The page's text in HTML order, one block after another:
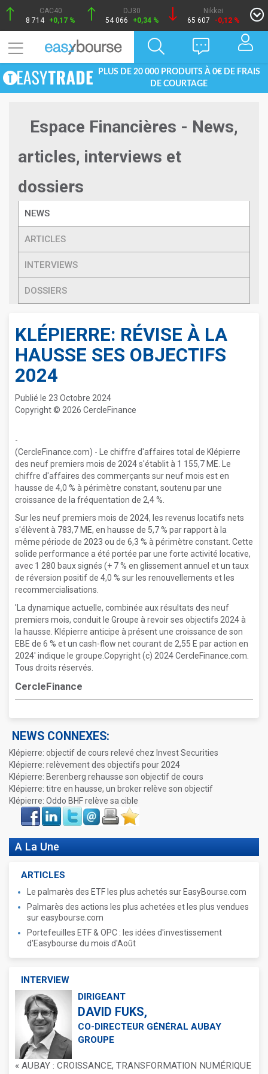
CAC40
8 714 +0,17 %
DJ30
54 066
+0,34 %
Nikkei
65 607
-0,12 %
PLUS DE 20 000 PRODUITS À 0€ DE FRAIS
DE COURTAGE
Espace Financières - News,
articles, interviews et
dossiers
NEWS
ARTICLES
INTERVIEWS
DOSSIERS
KLÉPIERRE: RÉVISE À LA
HAUSSE SES OBJECTIFS
2024
Publié le 23 Octobre 2024
Copyright © 2026 CercleFinance
-
(CercleFinance.com) - Le chiffre d'affaires total de Klépierre
des neuf premiers mois de 2024 s'établit à 1 155,7 ME. Le
chiffre d'affaires des commerçants sur neuf mois est en
hausse de 4,0 % à périmètre constant, soutenu par une
croissance de la fréquentation de 2,4 %.
Sur les neuf premiers mois de 2024, les revenus locatifs nets
s'élèvent à 783,7 ME, en hausse de 5,7 % par rapport à la
même période de 2023 ou de 6,3 % à périmètre constant. Cette
solide performance a été portée par une forte activité locative,
avec 1 280 baux signés (+ 7 % en glissement annuel et un taux
de réversion positif de 4,0 % sur les renouvellements et les
recommercialisations.
'La dynamique actuelle, combinée aux résultats des neuf
premiers mois, conduit le Groupe à revoir ses objectifs 2024 à
la hausse. Klépierre anticipe à présent une croissance de son
EBE de 6 % et un cash-flow net courant de 2,55 E par action en
2024' indique le groupe.Copyright (c) 2024 CercleFinance.com.
Tous droits réservés.
CercleFinance
NEWS CONNEXES:
Klépierre: objectif de cours relevé chez Invest Securities
Klépierre: relèvement des objectifs pour 2024
Klépierre: Berenberg rehausse son objectif de cours
Klépierre: titre en hausse, un broker relève son objectif
Klépierre: Oddo BHF relève sa cible
Face
book
LinkIn Twitter Envoyer ImprimerFavoris
A La Une
ARTICLES
Le palmarès des ETF les plus achetés sur EasyBourse.com
Palmarès des actions les plus achetées et les plus vendues
sur easybourse.com
Portefeuilles ETF & OPC : les idées d'investissement
d'Easybourse du mois d'Août
INTERVIEW
DIRIGEANT
DAVID FUKS,
CO-DIRECTEUR GÉNÉRAL AUBAY
GROUPE
« AUBAY : CROISSANCE, TRANSFORMATION NUMÉRIQUE